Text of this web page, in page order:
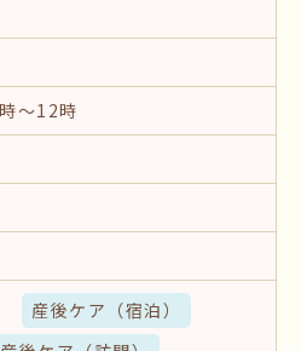
～12時
産後ケア （宿泊）